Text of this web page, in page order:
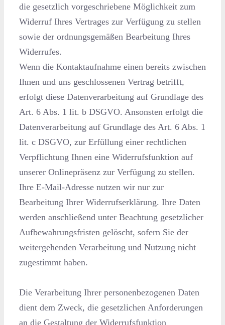
die gesetzlich vorgeschriebene Möglichkeit zum
Widerruf Ihres Vertrages zur Verfügung zu stellen
sowie der ordnungsgemäßen Bearbeitung Ihres
Widerrufes.
Wenn die Kontaktaufnahme einen bereits zwischen
Ihnen und uns geschlossenen Vertrag betrifft,
erfolgt diese Datenverarbeitung auf Grundlage des
Art. 6 Abs. 1 lit. b DSGVO. Ansonsten erfolgt die
Datenverarbeitung auf Grundlage des Art. 6 Abs. 1
lit. c DSGVO, zur Erfüllung einer rechtlichen
Verpflichtung Ihnen eine Widerrufsfunktion auf
unserer Onlinepräsenz zur Verfügung zu stellen.
Ihre E-Mail-Adresse nutzen wir nur zur
Bearbeitung Ihrer Widerrufserklärung. Ihre Daten
werden anschließend unter Beachtung gesetzlicher
Aufbewahrungsfristen gelöscht, sofern Sie der
weitergehenden Verarbeitung und Nutzung nicht
zugestimmt haben.
Die Verarbeitung Ihrer personenbezogenen Daten
dient dem Zweck, die gesetzlichen Anforderungen
an die Gestaltung der Widerrufsfunktion